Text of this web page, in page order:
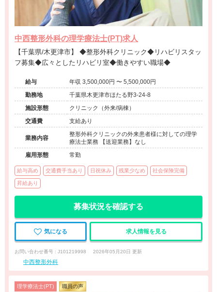
中西整形外科の理学療法士(PT)求人
【千葉県/木更津市】 ◆整形外科クリニック◆リハビリスタッ
フ募集◆広々としたリハビリ室◆働きやすい職場◆
給与
年収 3,500,000円 〜 5,500,000円
勤務地
千葉県木更津市ほたる野3-24-8
施設形態
クリニック（外来/病棟）
交通費
支給あり
業務内容
整形外科クリニックの外来患者様に対しての理学
療法士業務 【送迎業務】なし
雇用形態
常勤
給与高め 交通費手当あり 日祝休み 残業少なめ 社会保険完備
昇給あり
募集状況を確認する
気になる 求人情報を見る
お問い合わせ番号 : J101219998 2026年05月20日 更新
中西整形外科
理学療法士(PT) 職員の声